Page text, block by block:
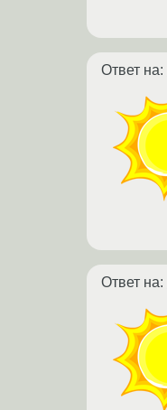
Ответ на:
Ответ на: